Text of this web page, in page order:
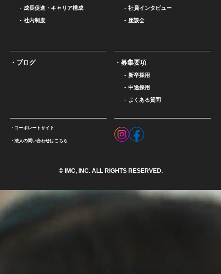
成長促進・キャリア構成
社内制度
社員インタビュー
座談会
ブログ 募集要項
新卒採用
中途採用
よくある質問
コーポレートサイト
法人の問い合わせはこちら
© IMC, INC. ALL RIGHTS RESERVED.